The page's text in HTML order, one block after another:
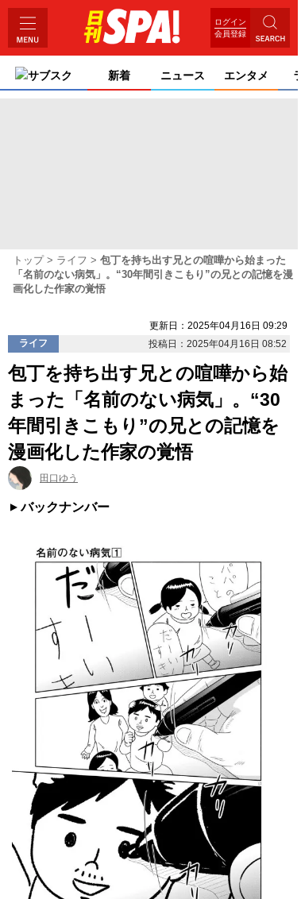
ログイン
会員登録
サブスク 新着 ニュース エンタメ
トップ ライフ
包丁を持ち出す兄との喧嘩から始まった
「名前のない病気」。“30年間引きこもり”の兄との記憶を漫
画化した作家の覚悟
更新日：2025年04月16日 09:29
ライフ
投稿日：2025年04月16日 08:52
包丁を持ち出す兄との喧嘩から始
まった「名前のない病気」。“30
年間引きこもり”の兄との記憶を
漫画化した作家の覚悟
田口ゆう
バックナンバー